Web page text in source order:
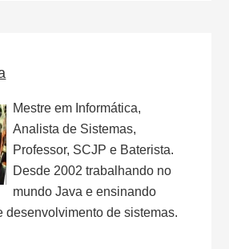
Mestre em Informática,
Analista de Sistemas,
Professor, SCJP e Baterista.
Desde 2002 trabalhando no
mundo Java e ensinando
desenvolvimento de sistemas.